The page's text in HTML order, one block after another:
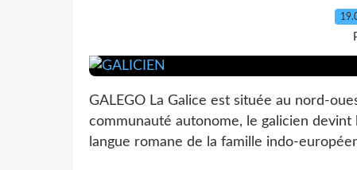
GALEGO La Galice est située au nord-
communauté autonome, le galicien
langue romane de la famille indo-